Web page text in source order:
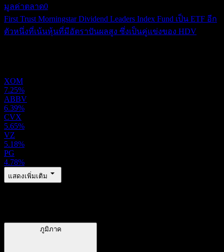
มูลค่าตลาด0
First Trust Morningstar Dividend Leaders Index Fund เป็น ETF อีก
ตัวหนึ่งที่เน้นหุ้นที่มีอัตราปันผลสูง ซึ่งเป็นคู่แข่งของ HDV
XOM
7.25%
ABBV
6.39%
CVX
5.65%
VZ
5.18%
PG
4.78%
แสดงเพิ่มเติม
ภูมิภาค